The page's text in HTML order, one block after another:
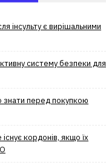
інсульту є вирішальними
систему безпеки для
знати перед покупкою
кордонів, якщо їх